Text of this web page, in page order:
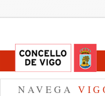
NAVEGA